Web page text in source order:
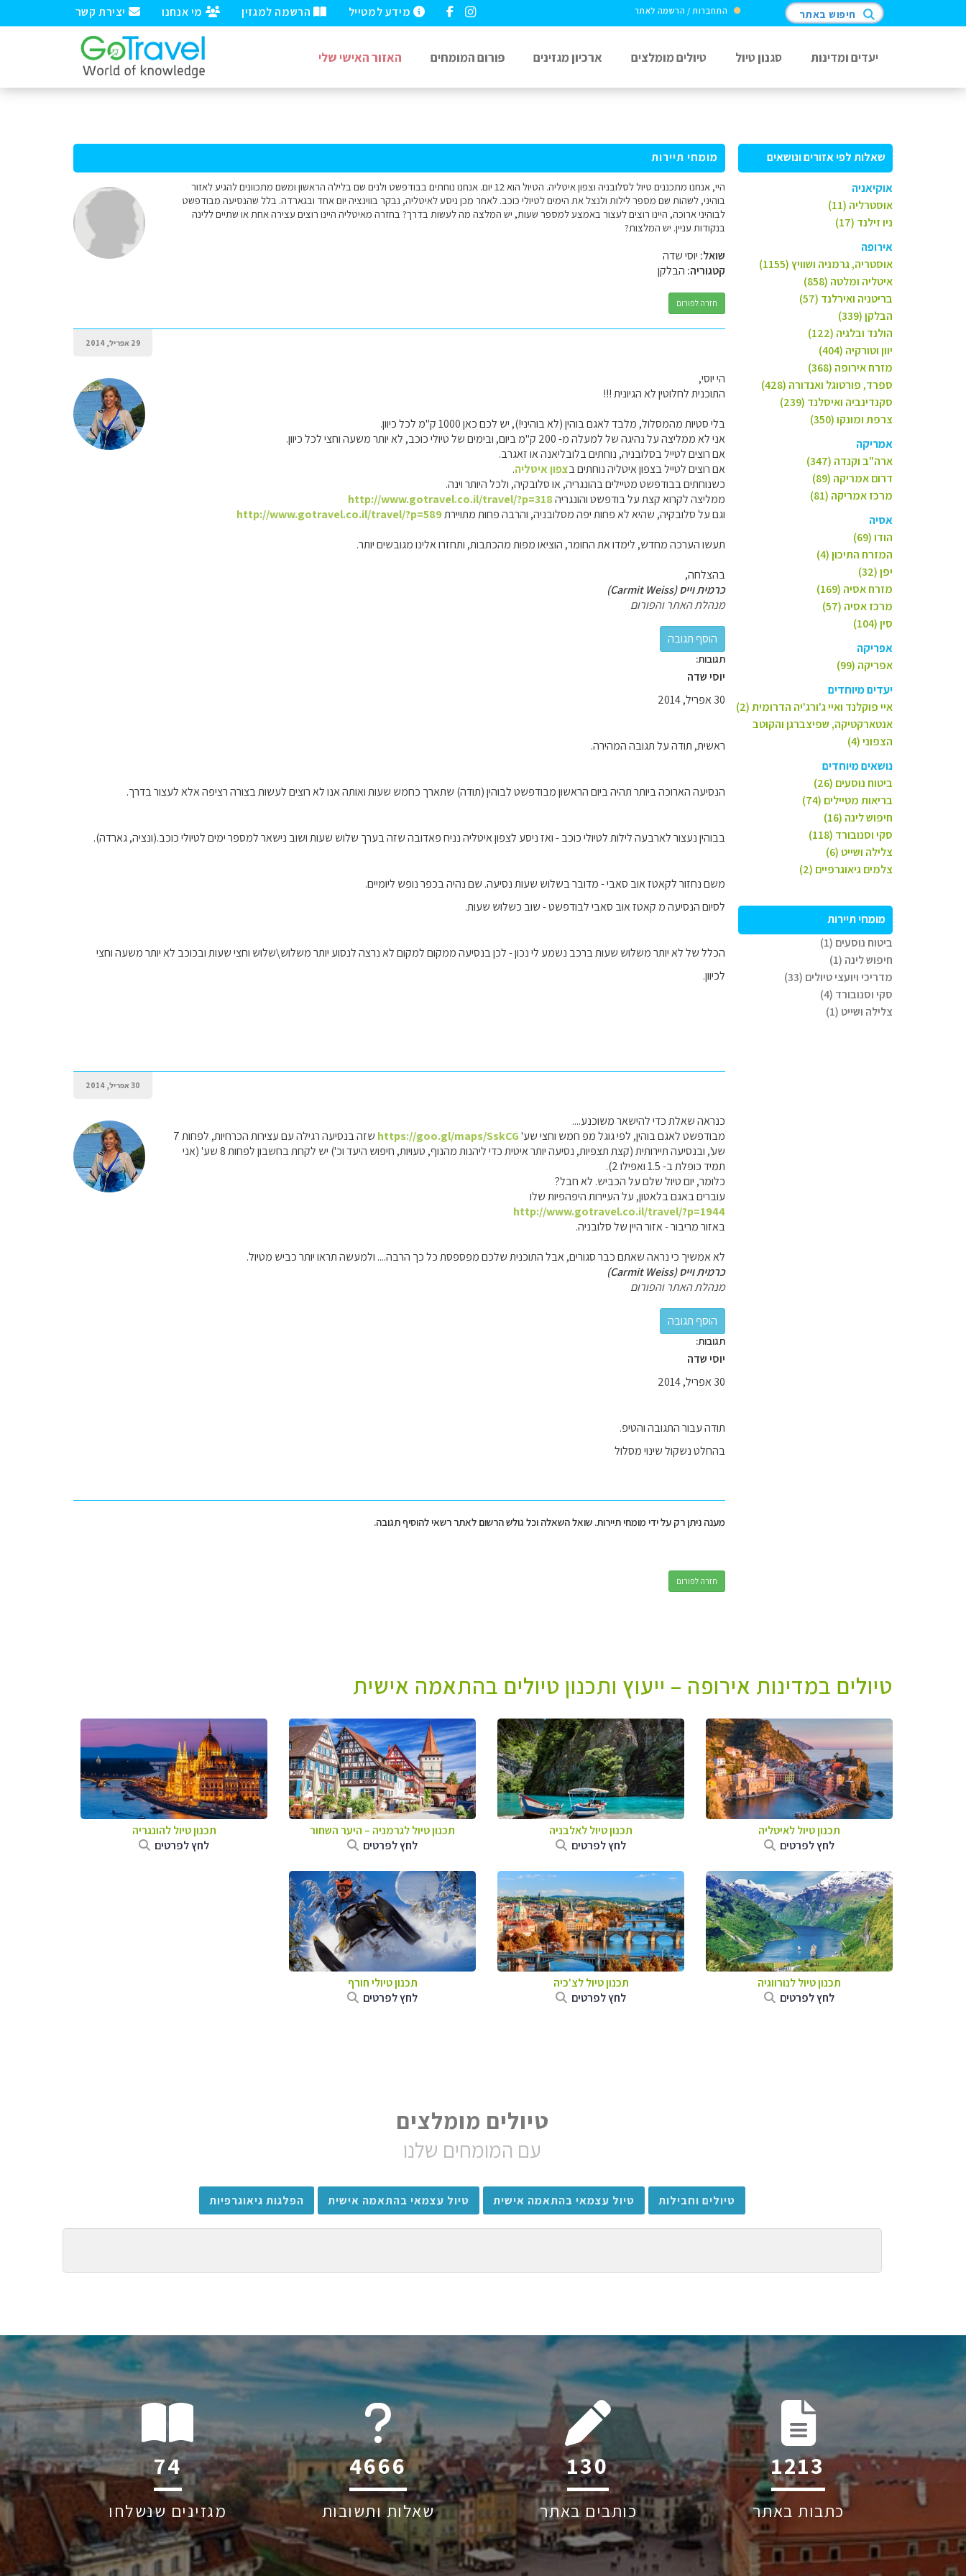
יצירת קשר מי אנחנו הרשמה למגזין מידע למטייל התחברות / הרשמה לאתר חיפוש באתר
יעדים ומדינות סגנון טיול טיולים מומלצים ארכיון מגזינים פורום המומחים האזור האישי שלי
שאלות לפי אזורים ונושאים
אוקיאניה
אוסטרליה (11)
ניו זילנד (17)
אירופה
אוסטריה, גרמניה ושוויץ (1155)
איטליה ומלטה (858)
בריטניה ואירלנד (57)
הבלקן (339)
הולנד ובלגיה (122)
יוון וטורקיה (404)
מזרח אירופה (368)
ספרד, פורטוגל ואנדורה (428)
סקנדינביה ואיסלנד (239)
צרפת ומונקו (350)
אמריקה
ארה"ב וקנדה (347)
דרום אמריקה (89)
מרכז אמריקה (81)
אסיה
הודו (69)
המזרח התיכון (4)
יפן (32)
מזרח אסיה (169)
מרכז אסיה (57)
סין (104)
אפריקה
אפריקה (99)
יעדים מיוחדים
איי פוקלנד ואיי ג'ורג'יה הדרומית (2)
אנטארקטיקה, שפיצברגן והקוטב
הצפוני (4)
נושאים מיוחדים
ביטוח נוסעים (26)
בריאות מטיילים (74)
חיפוש לינה (16)
סקי וסנובורד (118)
צלילה ושייט (6)
צלמים גיאוגרפיים (2)
מומחי תיירות
ביטוח נוסעים (1)
חיפוש לינה (1)
מדריכי ויועצי טיולים (33)
סקי וסנובורד (4)
צלילה ושייט (1)
מומחי תיירות
היי, אנחנו מתכננים טיול לסלובניה וצפון איטליה. הטיול הוא 12 יום. אנחנו נוחתים בבודפשט ולנים שם בלילה הראשון ומשם מתכוונים להגיע לאזור
בוהיני, לשהות שם מספר לילות ולנצל את הימים לטיולי כוכב. לאחר מכן ניסע לאיטליה, נבקר בווינציה יום אחד ובגארדה. בלל שהנסיעה מבודפשט
לבוהיני ארוכה, היינו רוצים לעצור באמצע למספר שעות, יש המלצה מה לעשות בדרך? בחזרה מאיטליה היינו רוצים עצירה אחת או שתיים ללינה
בנקודות עניין. יש המלצות?
שואל: יוסי שדה
קטגוריה: הבלקן
חזרה לפורום
29 אפריל, 2014
הי יוסי,
התוכנית לחלוטין לא הגיונית !!!
בלי סטיות מהמסלול, מלבד לאגם בוהין (לא בוהיני!), יש לכם כאן 1000 ק"מ לכל כיוון.
אני לא ממליצה על נהיגה של למעלה מ- 200 ק"מ ביום, ובימים של טיולי כוכב, לא יותר משעה וחצי לכל כיוון.
אם רוצים לטייל בסלובניה, נוחתים בלובליאנה או זאגרב.
אם רוצים לטייל בצפון איטליה נוחתים בצפון איטליה.
כשנוחתים בבודפשט מטיילים בהונגריה, או סלובקיה, ולכל היותר וינה.
ממליצה לקרוא קצת על בודפשט והונגריהhttp://www.gotravel.co.il/travel/?p=318
וגם על סלובקיה, שהיא לא פחות יפה מסלובניה, והרבה פחות מתויירתhttp://www.gotravel.co.il/travel/?p=589
תעשו הערכה מחדש, לימדו את החומר, הוציאו מפות מהכתבות, ותחזרו אלינו מגובשים יותר.
בהצלחה,
כרמית וייס (Carmit Weiss)
מנהלת האתר והפורום
תגובות:
יוסי שדה
30 אפריל, 2014
ראשית, תודה על תגובה המהירה.
הנסיעה הארוכה ביותר תהיה ביום הראשון מבודפשט לבוהין (תודה) שתארך כחמש שעות ואותה אנו לא רוצים לעשות בצורה רציפה אלא לעצור בדרך.
בבוהין נעצור לארבעה לילות לטיולי כוכב - ואז ניסע לצפון איטליה נניח פאדובה שזה בערך שלוש שעות ושוב נישאר למספר ימים לטיולי כוכב.(ונציה, גארדה).
משם נחזור לקאטז אוב סאבי - מדובר בשלוש שעות נסיעה. שם נהיה בכפר נופש ליומיים.
לסיום הנסיעה מ קאטז אוב סאבי לבודפשט - שוב כשלוש שעות.
הכלל של לא יותר משלוש שעות ברכב נשמע לי נכון - לכן בנסיעה ממקום למקום לא נרצה לנסוע יותר משלוש\שלוש וחצי שעות ובכוכב לא יותר משעה וחצי
לכיוון.
30 אפריל, 2014
כנראה שאלת כדי להישאר משוכנע....
מבודפשט לאגם בוהין, לפי גוגל מפ חמש וחצי שע'https://goo.gl/maps/SskCG
שזה בנסיעה רגילה עם עצירות הכרחיות, לפחות 7
שע', ובנסיעה תיירותית (קצת תצפיות, נסיעה יותר איטית כדי ליהנות מהנוף, טעויות, חיפוש היעד וכ') יש לקחת בחשבון לפחות 8 שע' (אני
תמיד כופלת ב- 1.5 ואפילו 2).
כלומר, יום טיול שלם על הכביש. לא חבל?
עוברים באגם בלאטון, על העיירות היפהפיות שלו
http://www.gotravel.co.il/travel/?p=1944
באזור מריבור - אזור היין של סלובניה.
לא אמשיך כי נראה שאתם כבר סגורים, אבל התוכנית שלכם מפספסת כל כך הרבה.... ולמעשה תראו יותר כביש מטיול.
כרמית וייס (Carmit Weiss)
מנהלת האתר והפורום
תגובות:
יוסי שדה
30 אפריל, 2014
תודה עבור התגובה והטיפ.
בהחלט נשקול שינוי מסלול
מענה ניתן רק על ידי מומחי תיירות. שואל השאלה וכל גולש הרשום לאתר רשאי להוסיף תגובה.
חזרה לפורום
טיולים במדינות אירופה – ייעוץ ותכנון טיולים בהתאמה אישית
תכנון טיול לאיטליה
לחץ לפרטים
תכנון טיול לאלבניה
לחץ לפרטים
תכנון טיול לגרמניה – היער השחור
לחץ לפרטים
תכנון טיול להונגריה
לחץ לפרטים
תכנון טיול לנורווגיה
לחץ לפרטים
תכנון טיול לצ'כיה
לחץ לפרטים
תכנון טיולי חורף
לחץ לפרטים
טיולים מומלצים
עם המומחים שלנו
טיולים וחבילות טיול עצמאי בהתאמה אישית טיול עצמאי בהתאמה אישית הפלגות גיאוגרפיות
115
מגזינים שנשלחו
6045
שאלות ותשובות
201
כותבים באתר
1874
כתבות באתר